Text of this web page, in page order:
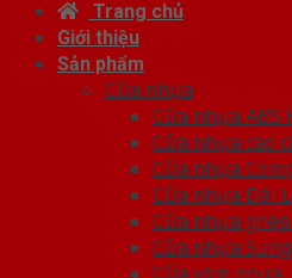
Trang chủ
Giới thiệu
Sản phẩm
Cửa nhựa
Cửa nhựa ABS
Cửa nhựa cao
Cửa nhựa
Cửa nhựa Đài
Cửa nhựa
Cửa nhựa